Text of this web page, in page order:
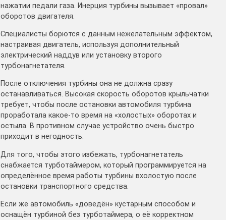
нажатии педали газа. Инерция турбины вызывает «провал»
оборотов двигателя.
Специалисты борются с данным нежелательным эффектом,
настраивая двигатель, используя дополнительный
электрический наддув или установку второго
турбонагнетателя.
После отключения турбины она не должна сразу
останавливаться. Высокая скорость оборотов крыльчатки
требует, чтобы после остановки автомобиля турбина
проработала какое-то время на «холостых» оборотах и
остыла. В противном случае устройство очень быстро
приходит в негодность.
Для того, чтобы этого избежать, турбонагнетатель
снабжается турботаймером, который программируется на
определённое время работы турбины вхолостую после
остановки транспортного средства.
Если же автомобиль «доведён» кустарным способом и
оснащён турбиной без турботаймера, о её корректном